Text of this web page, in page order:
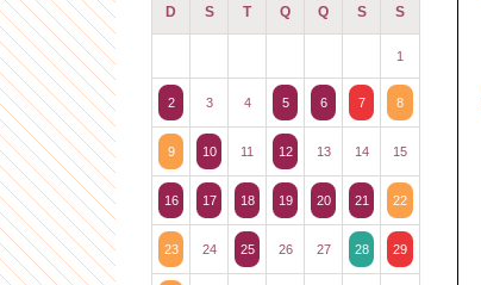
D S T Q Q S S
1
2 3 4 5 6 7 8
9 10 11 12 13 14 15
16 17 18 19 20 21 22
23 24 25 26 27 28 29